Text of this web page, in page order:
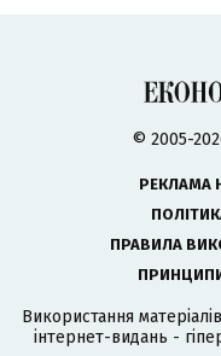
© 2005-
РЕКЛАМА
ПРАВИЛА
Використання
інтернет-видань -